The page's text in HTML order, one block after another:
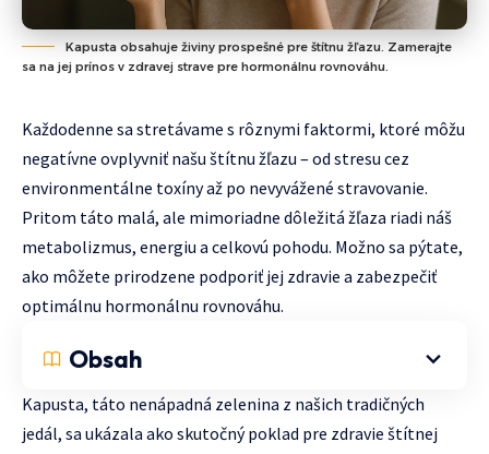
Kapusta obsahuje živiny prospešné pre štítnu žľazu. Zamerajte
sa na jej prínos v zdravej strave pre hormonálnu rovnováhu.
Každodenne sa stretávame s rôznymi faktormi, ktoré môžu
negatívne ovplyvniť našu štítnu žľazu – od stresu cez
environmentálne toxíny až po nevyvážené stravovanie.
Pritom táto malá, ale mimoriadne dôležitá žľaza riadi náš
metabolizmus, energiu a celkovú pohodu. Možno sa pýtate,
ako môžete prirodzene podporiť jej zdravie a zabezpečiť
optimálnu hormonálnu rovnováhu.
Obsah
Kapusta, táto nenápadná zelenina z našich tradičných
jedál, sa ukázala ako skutočný poklad pre zdravie štítnej